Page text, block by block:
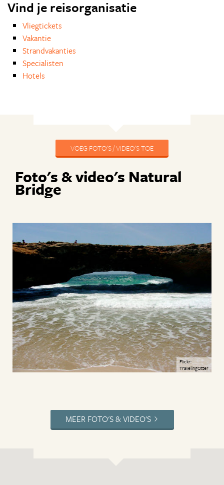
Vind je reisorganisatie
Vliegtickets
Vakantie
Strandvakanties
Specialisten
Hotels
VOEG FOTO'S / VIDEO'S TOE
Foto's & video's Natural
Bridge
Flickr:
TravelingOtter
MEER FOTO'S & VIDEO'S